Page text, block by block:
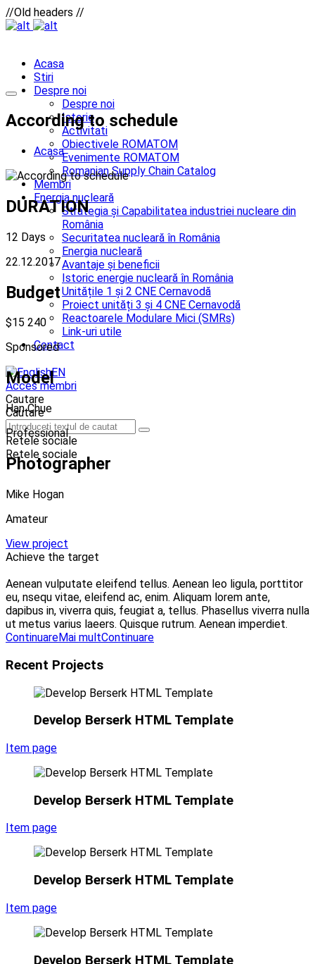
//Old headers //
Acasa
Stiri
Despre noi
Despre noi
Istoric
Activitati
Obiectivele ROMATOM
Evenimente ROMATOM
Romanian Supply Chain Catalog
Membri
Energia nucleară
Strategia și Capabilitatea industriei nucleare din
România
Securitatea nucleară în România
Energia nucleară
Avantaje și beneficii
Istoric energie nucleară în România
Unitățile 1 și 2 CNE Cernavodă
Proiect unități 3 și 4 CNE Cernavodă
Reactoarele Modulare Mici (SMRs)
Link-uri utile
Contact
EN
Acces membri
Cautare
Cautare
Retele sociale
Retele sociale
According to schedule
Acasa
DURATION
12 Days
22.12.2017
Budget
$15 240
Sponsored
Model
Han Chue
Professional
Photographer
Mike Hogan
Amateur
View project
Achieve the target
Aenean vulputate eleifend tellus. Aenean leo ligula, porttitor
eu, nsequ vitae, eleifend ac, enim. Aliquam lorem ante,
dapibus in, viverra quis, feugiat a, tellus. Phasellus viverra nulla
ut metus varius laeers. Quisque rutrum. Aenean imperdiet.
ContinuareMai multContinuare
Recent Projects
Develop Berserk HTML Template
Item page
Develop Berserk HTML Template
Item page
Develop Berserk HTML Template
Item page
Develop Berserk HTML Template